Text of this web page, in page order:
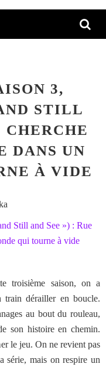
3,
STILL
CHERCHE
DANS UN
À VIDE
troisième saison, on a
train dérailler en boucle.
au bout du rouleau,
son histoire en chemin.
le jeu. On ne revient pas
série, mais on respire un